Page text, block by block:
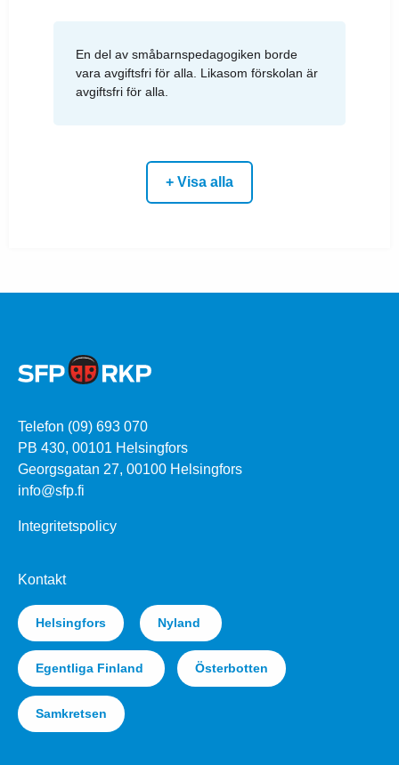
En del av småbarnspedagogiken borde
vara avgiftsfri för alla. Likasom förskolan är
avgiftsfri för alla.
+ Visa alla
Telefon (09) 693 070
PB 430, 00101 Helsingfors
Georgsgatan 27, 00100 Helsingfors
info@sfp.fi
Integritetspolicy
Kontakt
Helsingfors Nyland
Egentliga Finland Österbotten
Samkretsen